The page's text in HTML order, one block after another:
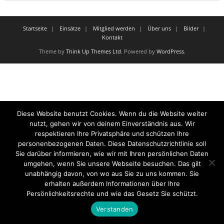
Startseite Einsätze Mitglied werden Über uns
Bilder
Kontakt
Theme by Think Up Themes Ltd. Powered by WordPress.
Diese Website benutzt Cookies. Wenn du die Website weiter
nutzt, gehen wir von deinem Einverständnis aus. Wir
respektieren Ihre Privatsphäre und schützen Ihre
personenbezogenen Daten. Diese Datenschutzrichtlinie soll
Sie darüber informieren, wie wir mit Ihren persönlichen Daten
umgehen, wenn Sie unsere Webseite besuchen. Das gilt
unabhängig davon, von wo aus Sie zu uns kommen. Sie
erhalten außerdem Informationen über Ihre
Persönlichkeitsrechte und wie das Gesetz Sie schützt.
Verstanden